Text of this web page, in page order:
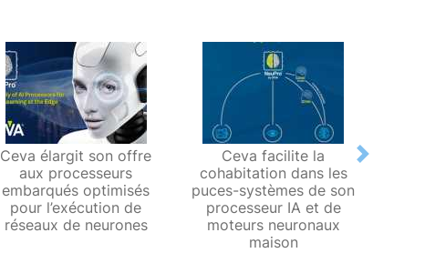
Ceva élargit son offre
aux processeurs
embarqués optimisés
pour l’exécution de
réseaux de neurones
Ceva facilite la
cohabitation dans les
puces-systèmes de son
processeur IA et de
moteurs neuronaux
maison
Next